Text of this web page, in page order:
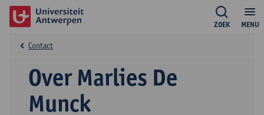
MENU
ZOEK
Over Marlies De
Munck
Contact